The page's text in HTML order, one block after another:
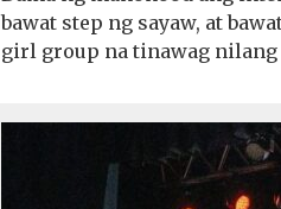
bawat step ng sayaw, at
girl group na tinawag nilang